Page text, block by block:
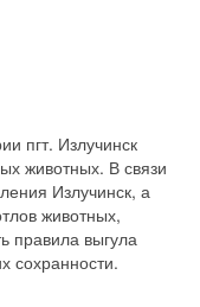
пгт. Излучинск
животных. В связи
Излучинск, а
животных,
правила выгула
сохранности.